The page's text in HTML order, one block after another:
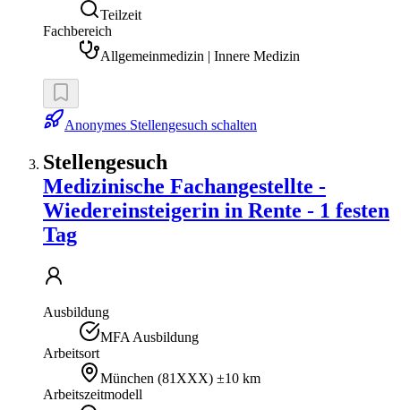
Teilzeit
Fachbereich
Allgemeinmedizin | Innere Medizin
Anonymes Stellengesuch schalten
Stellengesuch
Medizinische Fachangestellte -
Wiedereinsteigerin in Rente - 1 festen
Tag
Ausbildung
MFA Ausbildung
Arbeitsort
München (81XXX) ±10 km
Arbeitszeitmodell